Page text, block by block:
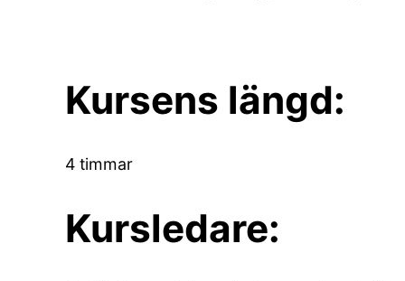
Kursens längd:
4 timmar
Kursledare: